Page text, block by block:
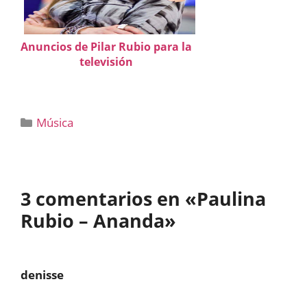
Anuncios de Pilar Rubio para la
televisión
Categorías
Música
3 comentarios en «Paulina
Rubio – Ananda»
denisse